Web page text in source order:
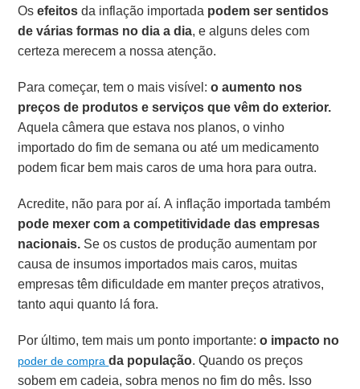
Osefeitosda inflação importada podem ser sentidos
de várias formas no dia a dia, e alguns deles com
certeza merecem a nossa atenção.
Para começar, tem o mais visível:oaumento nos
preços de produtos e serviçosque vêm do exterior.
Aquela câmera que estava nos planos, o vinho
importado do fim de semana ou até um medicamento
podem ficar bem mais caros de uma hora para outra.
Acredite, não para por aí. A inflação importada também
pode mexer com a competitividade das empresas
nacionais. Se os custos de produção aumentam por
causa de insumos importados mais caros, muitas
empresas têm dificuldade em manter preços atrativos,
tanto aqui quanto lá fora.
Por último, tem mais um ponto importante: o impacto no
poder de comprada população. Quando os preços
sobem em cadeia, sobra menos no fim do mês. Isso